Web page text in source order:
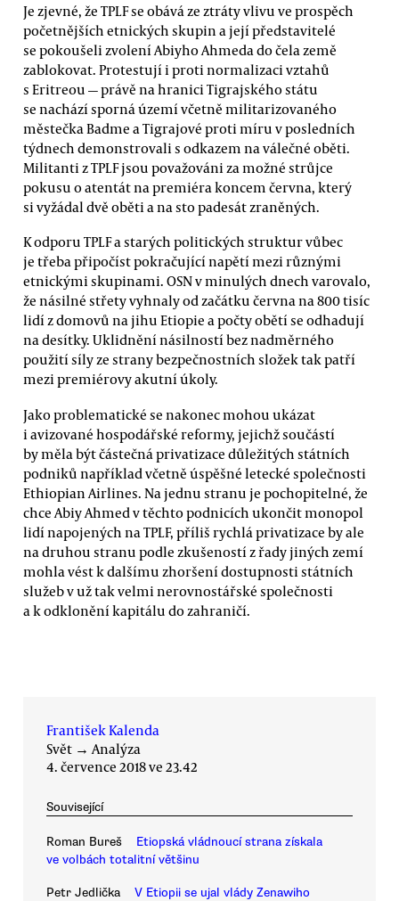
Je zjevné, že TPLF se obává ze ztráty vlivu ve prospěch
početnějších etnických skupin a její představitelé
se pokoušeli zvolení Abiyho Ahmeda do čela země
zablokovat. Protestují i proti normalizaci vztahů
s Eritreou — právě na hranici Tigrajského státu
se nachází sporná území včetně militarizovaného
městečka Badme a Tigrajové proti míru v posledních
týdnech demonstrovali s odkazem na válečné oběti.
Militanti z TPLF jsou považováni za možné strůjce
pokusu o atentát na premiéra koncem června, který
si vyžádal dvě oběti a na sto padesát zraněných.
K odporu TPLF a starých politických struktur vůbec
je třeba připočíst pokračující napětí mezi různými
etnickými skupinami. OSN v minulých dnech varovalo,
že násilné střety vyhnaly od začátku června na 800 tisíc
lidí z domovů na jihu Etiopie a počty obětí se odhadují
na desítky. Uklidnění násilností bez nadměrného
použití síly ze strany bezpečnostních složek tak patří
mezi premiérovy akutní úkoly.
Jako problematické se nakonec mohou ukázat
i avizované hospodářské reformy, jejichž součástí
by měla být částečná privatizace důležitých státních
podniků například včetně úspěšné letecké společnosti
Ethiopian Airlines. Na jednu stranu je pochopitelné, že
chce Abiy Ahmed v těchto podnicích ukončit monopol
lidí napojených na TPLF, příliš rychlá privatizace by ale
na druhou stranu podle zkušeností z řady jiných zemí
mohla vést k dalšímu zhoršení dostupnosti státních
služeb v už tak velmi nerovnostářské společnosti
a k odklonění kapitálu do zahraničí.
František Kalenda
Svět →Analýza
4. července 2018 ve 23.42
Související
Roman Bureš
Etiopská vládnoucí strana získala
ve volbách totalitní většinu
Petr Jedlička
V Etiopii se ujal vlády Zenawiho